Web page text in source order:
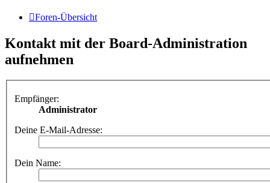
Foren-Übersicht
Kontakt mit der Board-Administration
aufnehmen
Empfänger:
Administrator
Deine E-Mail-Adresse:
Dein Name: